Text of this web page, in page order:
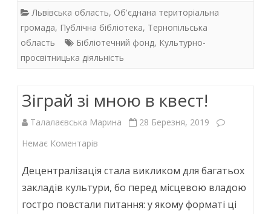
e
b
o
k
itt
er
at
s
A
p
k
e
dI
Львівська область, Об'єднана територіальна
громада, Публічна бібліотека, Тернопільська
область
Бібліотечний фонд, Культурно-
просвітницька діяльність
Зіграй зі мною в квест!
Талалаєвська Марина
28 Березня, 2019
Немає Коментарів
зі
мною
Децентралізація стала викликом для багатьох
закладів культури, бо перед місцевою владою
гостро повстали питання: у якому форматі ці